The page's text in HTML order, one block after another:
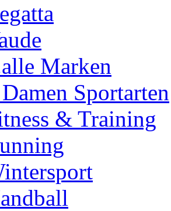
Marken
Sportarten
& Training